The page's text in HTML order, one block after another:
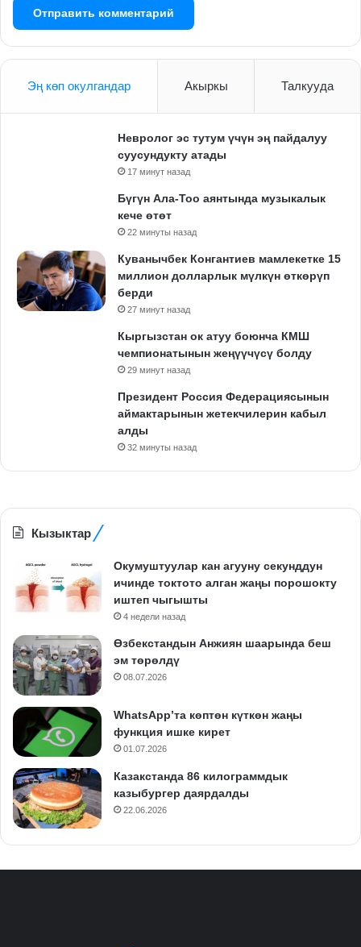
Эң көп окулгандар Акыркы Талкууда
Невролог эс тутум үчүн эң пайдалуу
суусундукту атады
17 минут назад
Бүгүн Ала-Тоо аянтында музыкалык
кече өтөт
22 минуты назад
Куванычбек Конгантиев мамлекетке 15
миллион долларлык мүлкүн өткөрүп
берди
27 минут назад
Кыргызстан ок атуу боюнча КМШ
чемпионатынын жеңүүчүсү болду
29 минут назад
Президент Россия Федерациясынын
аймактарынын жетекчилерин кабыл
алды
32 минуты назад
Кызыктар
Окумуштуулар кан агууну секунддун
ичинде токтото алган жаңы порошокту
иштеп чыгышты
4 недели назад
Өзбекстандын Анжиян шаарында беш
эм төрөлдү
08.07.2026
WhatsApp’та көптөн күткөн жаңы
функция ишке кирет
01.07.2026
Казакстанда 86 килограммдык
казыбургер даярдалды
22.06.2026